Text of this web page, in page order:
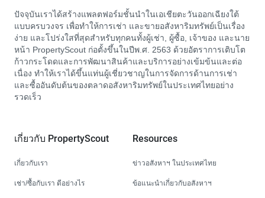
ปัจจุบันเราได้สร้างแพลตฟอร์มชั้นนำในเอเชียตะวันออกเฉียงใต้
แบบครบวงจร เพื่อทำให้การเช่า และขายอสังหาริมทรัพย์เป็นเรื่อง
ง่าย และโปร่งใสที่สุดสำหรับทุกคนทั้งผู้เช่า, ผู้ซื้อ, เจ้าของ และนาย
หน้า PropertyScout ก่อตั้งขึ้นในปีพ.ศ. 2563 ด้วยอัตราการเติบโต
ก้าวกระโดดและการพัฒนาสินค้าและบริการอย่างเข้มข้นและต่อ
เนื่อง ทำให้เราได้ขึ้นแท่นผู้เชี่ยวชาญในการจัดการด้านการเช่า
และซื้ออันดับต้นของตลาดอสังหาริมทรัพย์ในประเทศไทยอย่าง
รวดเร็ว
เกี่ยวกับ PropertyScout
เกี่ยวกับเรา
เช่า/ซื้อกับเรา ดีอย่างไร
Resources
ข่าวอสังหาฯ ในประเทศไทย
ข้อแนะนำเกี่ยวกับอสังหาฯ